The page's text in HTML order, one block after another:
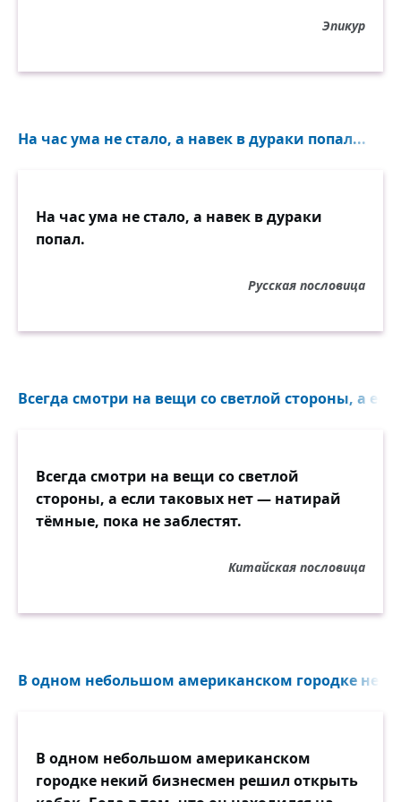
Эпикур
На час ума не стало, а навек в дураки попал...
На час ума не стало, а навек в дураки
попал.
Русская пословица
Всегда смотри на вещи со светлой стороны, а
Всегда смотри на вещи со светлой
стороны, а если таковых нет — натирай
тёмные, пока не заблестят.
Китайская пословица
В одном небольшом американском городке
В одном небольшом американском
городке некий бизнесмен решил открыть